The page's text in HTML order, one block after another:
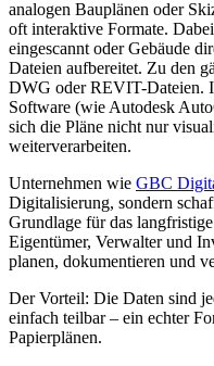
analogen Bauplänen oder
oft interaktive Formate.
eingescannt oder Gebäude
Dateien aufbereitet. Zu den
DWG oder REVIT-Dateien.
Software (wie Autodesk
sich die Pläne nicht nur
weiterverarbeiten.
Unternehmen wie GBC
Digitalisierung, sondern
Grundlage für das
Eigentümer, Verwalter und
planen, dokumentieren und
Der Vorteil: Die Daten sind
einfach teilbar – ein echter
Papierplänen.